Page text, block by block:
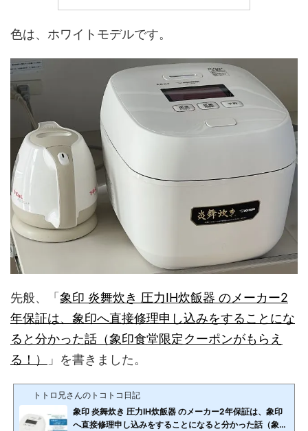
色は、ホワイトモデルです。
先般、「 象印 炎舞炊き 圧力IH炊飯器 のメーカー2
年保証は、象印へ直接修理申し込みをすることにな
ると分かった話（象印食堂限定クーポンがもらえ
る！）
」を書きました。
トトロ兄さんのトコトコ日記
象印 炎舞炊き 圧力IH炊飯器 のメーカー2年保証は、象印
へ直接修理申し込みをすることになると分かった話（象印